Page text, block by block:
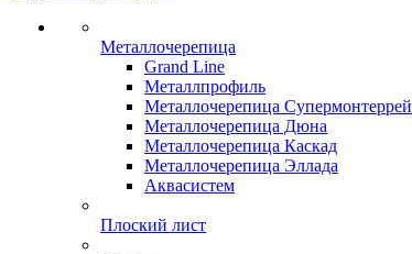
Металлочерепица
Grand Line
Металлпрофиль
Металлочерепица Супермонтеррей
Металлочерепица Дюна
Металлочерепица Каскад
Металлочерепица Эллада
Аквасистем
Плоский лист